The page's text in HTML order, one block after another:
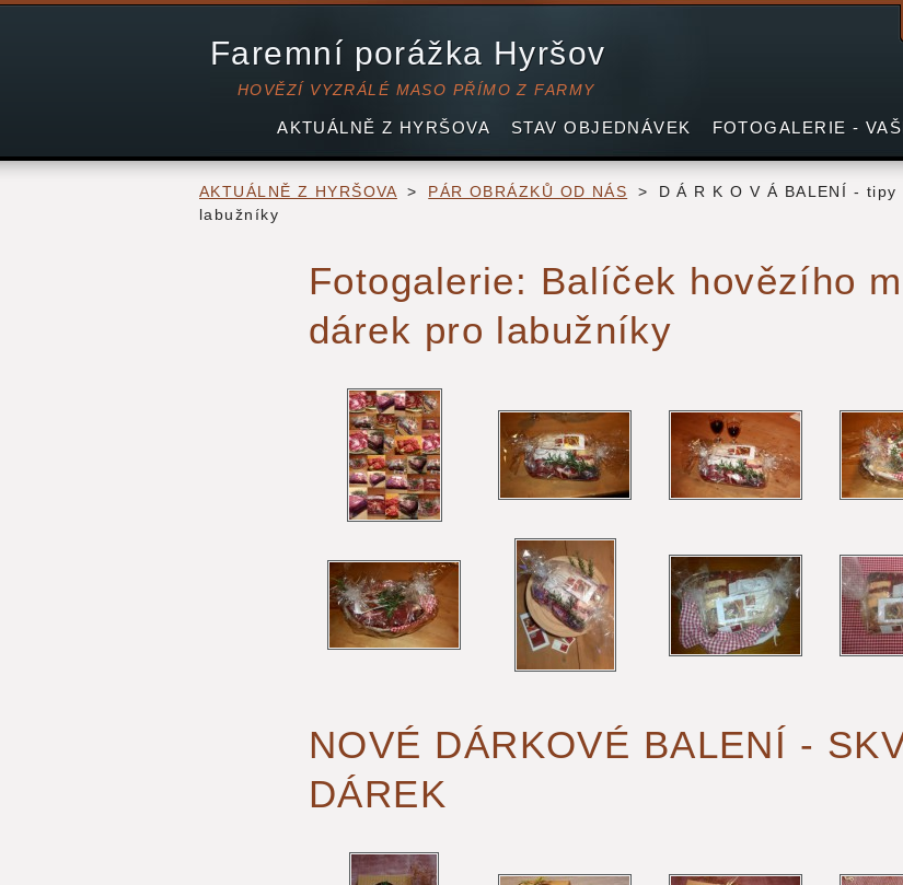
Faremní porážka Hyršov
HOVĚZÍ VYZRÁLÉ MASO PŘÍMO Z FARMY
AKTUÁLNĚ Z HYRŠOVA > PÁR OBRÁZKŮ OD NÁS >
D Á R K O V Á BALENÍ -
labužníky
Fotogalerie: Balíček hovězího
dárek pro labužníky
NOVÉ DÁRKOVÉ BALENÍ -
DÁREK
AKTUÁLNĚ Z HYRŠOVA STAV OBJEDNÁVEK FOTOGALERIE -